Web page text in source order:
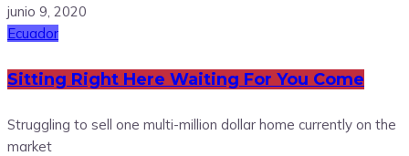
junio 9, 2020
Ecuador
Sitting Right Here Waiting For You Come
Struggling to sell one multi-million dollar home currently on the
market